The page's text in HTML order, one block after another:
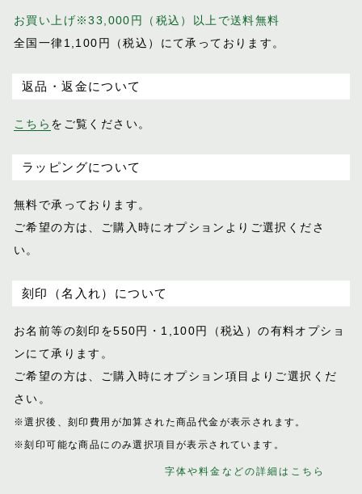
お買い上げ※33,000円（税込）以上で送料無料
全国一律1,100円（税込）にて承っております。
返品・返金について
こちら をご覧ください。
ラッピングについて
無料で承っております。
ご希望の方は、ご購入時にオプションより ご選択くださ
い。
刻印（名入れ）について
お名前等の刻印を550円・1,100円（税込）の有料オプショ
ンにて承ります。
ご希望の方は、ご購入時にオプション項目 よりご選択くだ
さい。
※選択後、刻印費用が加算された商品代金が表示 されます。
※刻印可能な商品にのみ選択項目が表示されてい ます。
字体や料金などの詳細はこちら